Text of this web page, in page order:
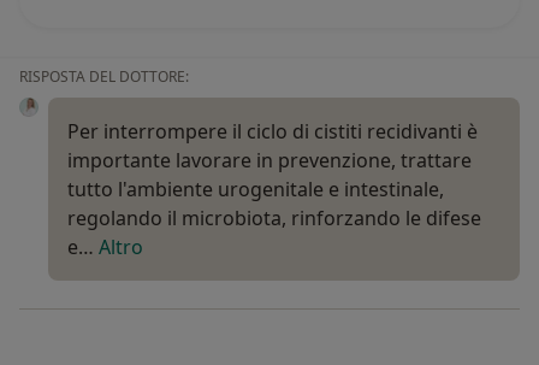
RISPOSTA DEL DOTTORE:
Per interrompere il ciclo di cistiti recidivanti è
importante lavorare in prevenzione, trattare
tutto l'ambiente urogenitale e intestinale,
regolando il microbiota, rinforzando le difese
e… Altro